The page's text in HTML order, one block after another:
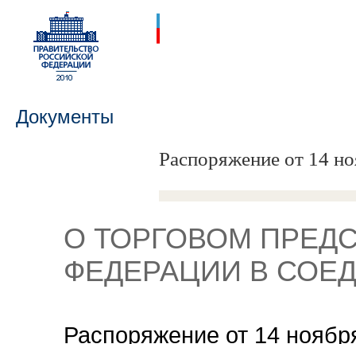
Документы
Распоряжение от 14
O ТОРГОВОМ
ФЕДЕРАЦИИ В
Распоряжение от 14